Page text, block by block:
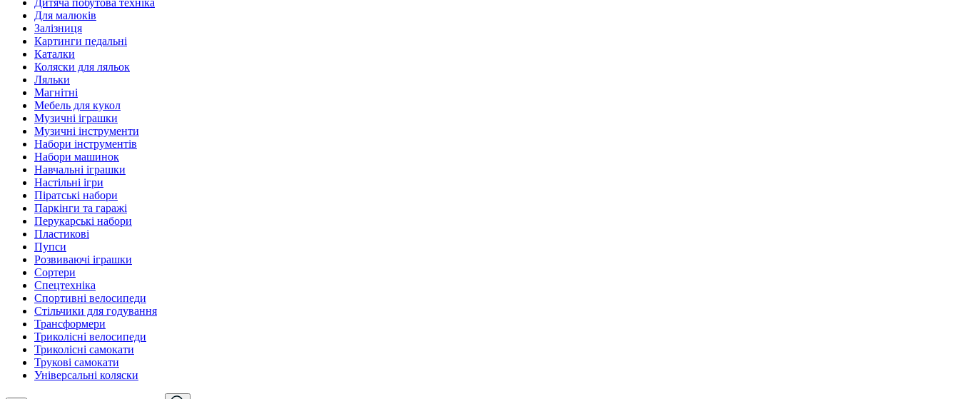
Дитяча побутова техніка
Для малюків
Залізниця
Картинги педальні
Каталки
Коляски для ляльок
Ляльки
Магнітні
Мебель для кукол
Музичні іграшки
Музичні інструменти
Набори інструментів
Набори машинок
Навчальні іграшки
Настільні ігри
Піратські набори
Паркінги та гаражі
Перукарські набори
Пластикові
Пупси
Розвиваючі іграшки
Сортери
Спецтехніка
Спортивні велосипеди
Стільчики для годування
Трансформери
Триколісні велосипеди
Триколісні самокати
Трукові самокати
Універсальні коляски